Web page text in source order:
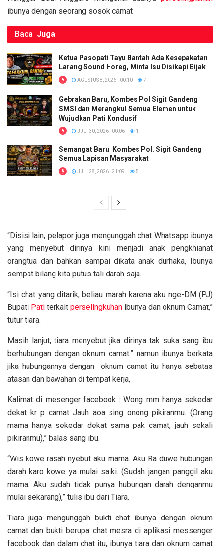
ibunya dengan seorang sosok camat
Baca Juga
Ketua Pasopati Tayu Bantah Ada Kesepakatan
Larang Sound Horeg, Minta Isu Disikapi Bijak
AGUSTUS 8, 2026 | 00:10 7
Gebrakan Baru, Kombes Pol Sigit Gandeng
SMSI dan Merangkul Semua Elemen untuk
Wujudkan Pati Kondusif
JULI 30, 2026 | 00:06 1
Semangat Baru, Kombes Pol. Sigit Gandeng
Semua Lapisan Masyarakat
JULI 28, 2026 | 21:09 5
“Disisi lain, pelapor juga mengunggah chat Whatsapp ibunya
yang menyebut dirinya kini menjadi anak pengkhianat
orangtua dan bahkan sampai dikata anak durhaka, Ibunya
sempat bilang kita putus tali darah saja.
“Isi chat yang ditarik, beliau marah karena aku nge-DM (PJ)
Bupati Pati terkait perselingkuhan ibunya dan oknum Camat,”
tutur tiara.
Masih lanjut, tiara menyebut jika dirinya tak suka sang ibu
berhubungan dengan oknum camat.” namun ibunya berkata
jika hubungannya dengan oknum camat itu hanya sebatas
atasan dan bawahan di tempat kerja,
Kalimat di mesenger facebook : Wong mm hanya sekedar
dekat kr p camat Jauh aoa sing onong pikiranmu. (Orang
mama hanya sekedar dekat sama pak camat, jauh sekali
pikiranmu),” balas sang ibu.
“Wis kowe rasah nyebut aku mama. Aku Ra duwe hubungan
darah karo kowe ya mulai saiki. (Sudah jangan panggil aku
mama. Aku sudah tidak punya hubungan darah denganmu
mulai sekarang),” tulis ibu dari Tiara.
Tiara juga mengunggah bukti chat ibunya dengan oknum
camat dan bukti berupa chat mesra di aplikasi messenger
facebook dan dalam chat itu, ibunya tiara dan oknum camat